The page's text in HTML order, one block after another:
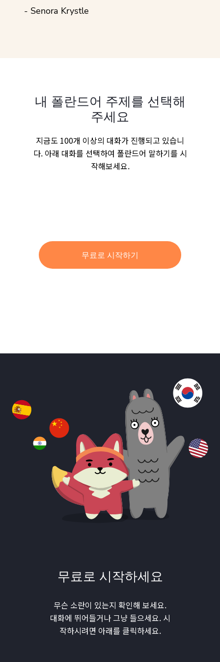
- Senora Krystle
내 폴란드어 주제를 선택해
주세요
지금도 100개 이상의 대화가 진행되고 있습니
다. 아래 대화를 선택하여 폴란드어 말하기를 시
작해보세요.
무료로 시작하기
무료로 시작하세요
무슨 소란이 있는지 확인해 보세요.
대화에 뛰어들거나 그냥 들으세요. 시
작하시려면 아래를 클릭하세요.